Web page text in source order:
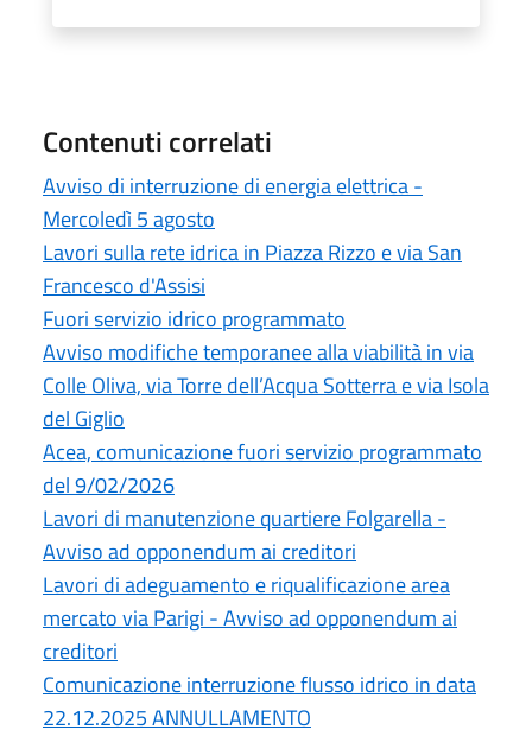
Contenuti correlati
Avviso di interruzione di energia elettrica -
Mercoledì 5 agosto
Lavori sulla rete idrica in Piazza Rizzo e via San
Francesco d'Assisi
Fuori servizio idrico programmato
Avviso modifiche temporanee alla viabilità in via
Colle Oliva, via Torre dell’Acqua Sotterra e via Isola
del Giglio
Acea, comunicazione fuori servizio programmato
del 9/02/2026
Lavori di manutenzione quartiere Folgarella -
Avviso ad opponendum ai creditori
Lavori di adeguamento e riqualificazione area
mercato via Parigi - Avviso ad opponendum ai
creditori
Comunicazione interruzione flusso idrico in data
22.12.2025 ANNULLAMENTO